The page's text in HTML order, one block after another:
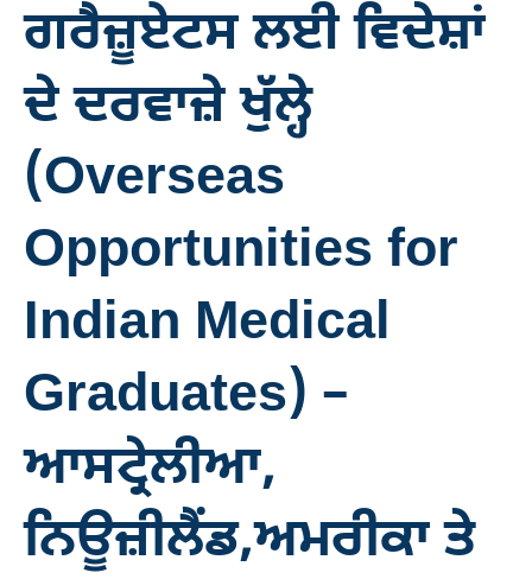
ਗਰੈਜ਼ੂਏਟਸ ਲਈ ਵਿਦੇਸ਼ਾਂ
ਦੇ ਦਰਵਾਜ਼ੇ ਖੁੱਲ੍ਹੇ
(Overseas
Opportunities for
Indian Medical
Graduates) –
ਆਸਟ੍ਰੇਲੀਆ,
ਨਿਊਜ਼ੀਲੈਂਡ,ਅਮਰੀਕਾ ਤੇ